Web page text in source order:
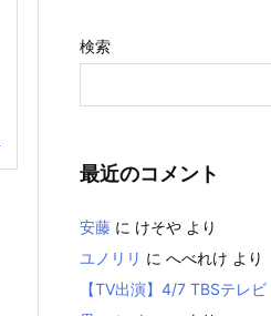
検索
最近のコメント
安藤 に けそや より
ユノリリ に へべれけ より
【TV出演】4/7 TBSテレ